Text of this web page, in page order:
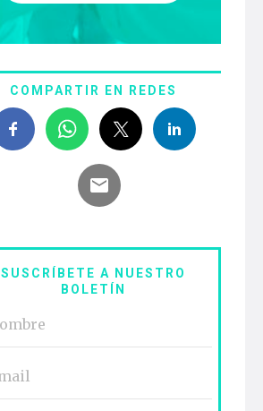
COMPARTIR EN REDES
SUSCRÍBETE A NUESTRO
BOLETÍN